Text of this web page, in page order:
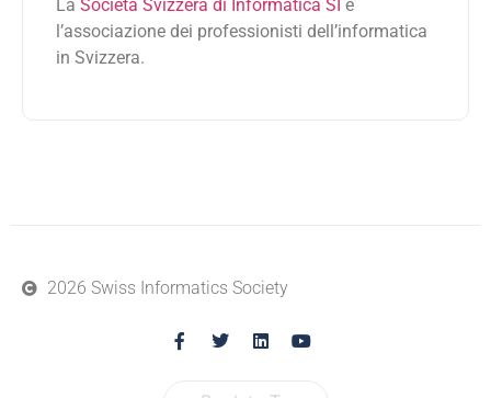
La Società Svizzera di Informatica SI è
l’associazione dei professionisti dell’informatica
in Svizzera.
2026 Swiss Informatics Society